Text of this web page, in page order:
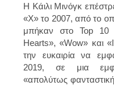
Η Κάιλι Μινόγκ
«X» το 2007, από το
μπήκαν στο Top 10
Hearts», «Wow» και
την ευκαιρία να
2019, σε μια
«απολύτως